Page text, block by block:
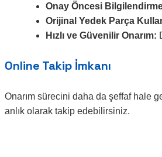
Onay Öncesi
Orijinal Yedek Parça
Hızlı ve Güvenilir Onarım:
Online Takip İmkanı
Onarım sürecini daha da şeffaf hale
anlık olarak takip edebilirsiniz.